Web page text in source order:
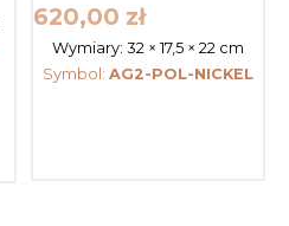
620,00 zł
Wymiary: 32 × 17,5 × 22 cm
Symbol: AG2-POL-NICKEL